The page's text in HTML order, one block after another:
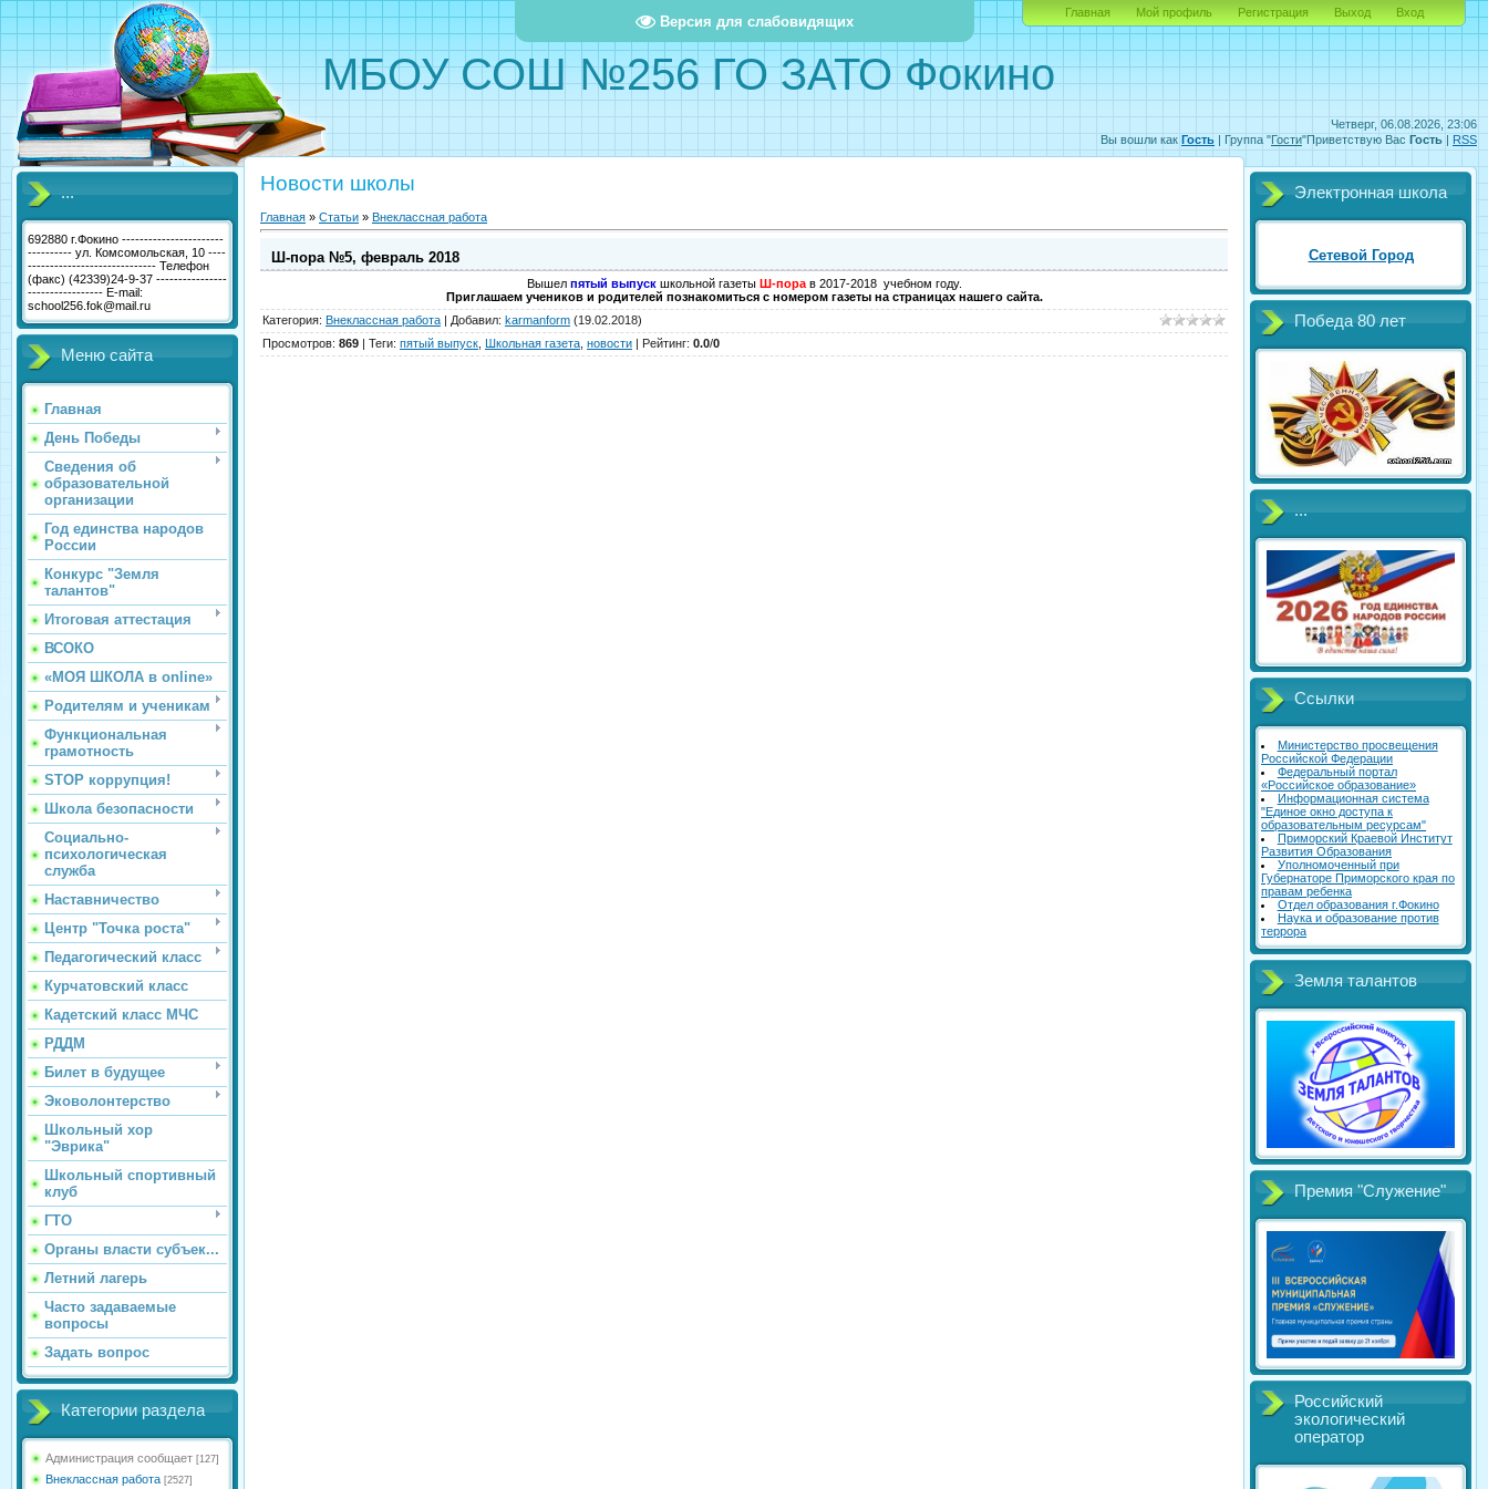
Версия для слабовидящих
Четверг, 06.08.2026, 23:06
Вы вошли как Гость | Группа "Гости"Приветствую Вас Гость | RSS
МБОУ СОШ №256 ГО ЗАТО Фокино
Главная Мой профиль Регистрация Выход Вход
...
692880 г.Фокино -----------------------
---------- ул. Комсомольская, 10 ----
----------------------------- Телефон
(факс) (42339)24-9-37 ----------------
----------------- E-mail:
school256.fok@mail.ru
Меню сайта
Главная
День Победы
Сведения об
образовательной
организации
Год единства народов
России
Конкурс "Земля
талантов"
Итоговая аттестация
ВСОКО
«МОЯ ШКОЛА в online»
Родителям и ученикам
Функциональная
грамотность
STOP коррупция!
Школа безопасности
Социально-
психологическая
служба
Наставничество
Центр "Точка роста"
Педагогический класс
Курчатовский класс
Кадетский класс МЧС
РДДМ
Билет в будущее
Эковолонтерство
Школьный хор
"Эврика"
Школьный спортивный
клуб
ГТО
Органы власти субъек...
Летний лагерь
Часто задаваемые
вопросы
Задать вопрос
Категории раздела
Администрация сообщает [127]
Внеклассная работа [2527]
Новости школы
Главная » Статьи » Внеклассная работа
Ш-пора №5, февраль 2018
Вышел пятый выпускшкольной газеты Ш-порав 2017-2018 учебном году.
Приглашаем учеников и родителей познакомиться с номером газеты на страницах нашего сайта.
Категория: Внеклассная работа | Добавил: karmanform (19.02.2018)
Просмотров: 869 | Теги: пятый выпуск Школьная газета новости | Рейтинг: 0.0/0
Электронная школа
Сетевой Город
Победа 80 лет
...
Ссылки
Министерство просвещения
Российской Федерации
Федеральный портал
«Российское образование»
Информационная система
"Единое окно доступа к
образовательным ресурсам"
Приморский Краевой Институт
Развития Образования
Уполномоченный при
Губернаторе Приморского края по
правам ребенка
Отдел образования г.Фокино
Наука и образование против
террора
Земля талантов
Премия "Служение"
Российский
экологический
оператор